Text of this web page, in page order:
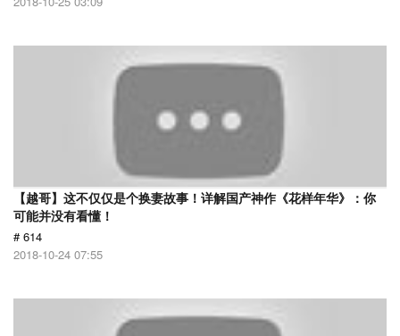
【越哥】这不仅仅是个换妻故事！详解国产神作《花样年华》：你
可能并没有看懂！
# 614
2018-10-24 07:55